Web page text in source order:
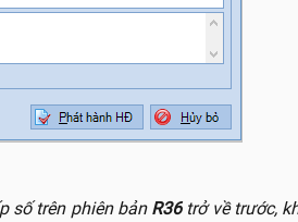
số trên phiên bản R36trở về trước,